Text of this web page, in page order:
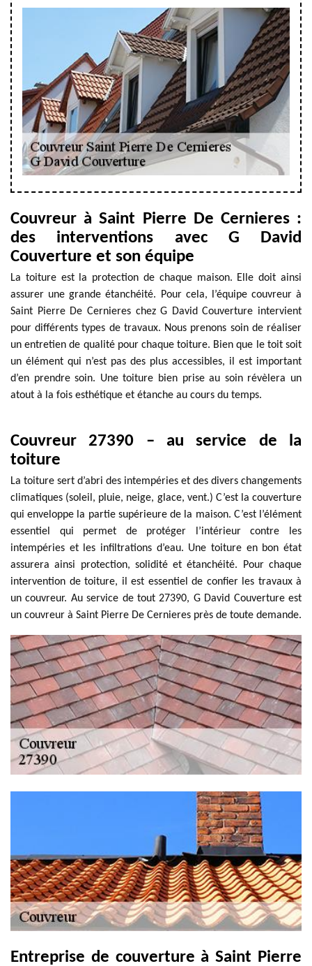
Couvreur à Saint Pierre De Cernieres :
des interventions avec G David
Couverture et son équipe
La toiture est la protection de chaque maison. Elle doit ainsi
assurer une grande étanchéité. Pour cela, l’équipe couvreur à
Saint Pierre De Cernieres chez G David Couverture intervient
pour différents types de travaux. Nous prenons soin de réaliser
un entretien de qualité pour chaque toiture. Bien que le toit soit
un élément qui n’est pas des plus accessibles, il est important
d’en prendre soin. Une toiture bien prise au soin révèlera un
atout à la fois esthétique et étanche au cours du temps.
Couvreur 27390 – au service de la
toiture
La toiture sert d’abri des intempéries et des divers changements
climatiques (soleil, pluie, neige, glace, vent.) C’est la couverture
qui enveloppe la partie supérieure de la maison. C’est l’élément
essentiel qui permet de protéger l’intérieur contre les
intempéries et les infiltrations d’eau. Une toiture en bon état
assurera ainsi protection, solidité et étanchéité. Pour chaque
intervention de toiture, il est essentiel de confier les travaux à
un couvreur. Au service de tout 27390, G David Couverture est
un couvreur à Saint Pierre De Cernieres près de toute demande.
Entreprise de couverture à Saint Pierre